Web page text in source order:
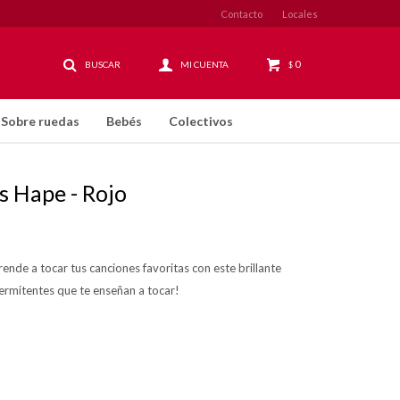
Sobre ruedas Bebés Colectivos
$ 0
Contacto Locales
Hape - Rojo
a tocar tus canciones favoritas con este brillante
que te enseñan a tocar!